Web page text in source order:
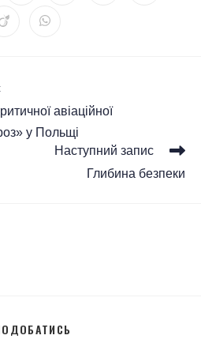
авіаційної
у Польщі
Наступний запис
Глибина безпеки